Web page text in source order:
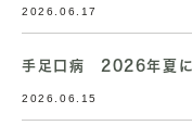
2026.06.17
手足口病 2026年夏に
2026.06.15